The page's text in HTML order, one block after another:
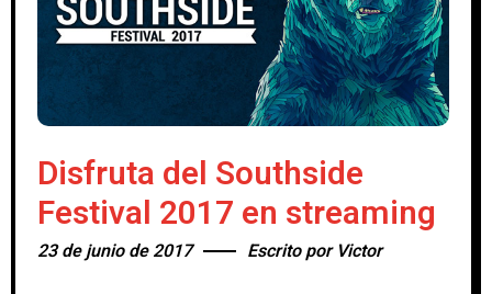
Disfruta del Southside
Festival 2017 en streaming
23 de junio de 2017 Escrito por Victor